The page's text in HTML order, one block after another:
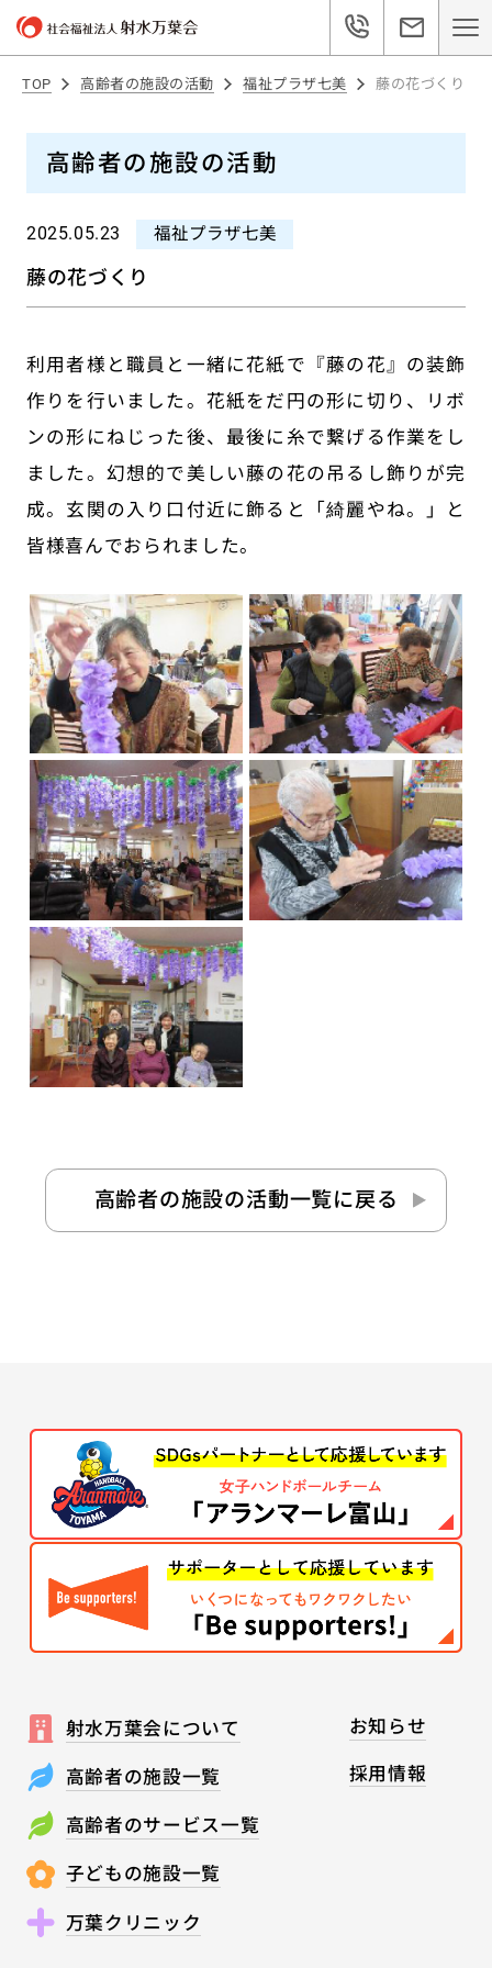
TOP 高齢者の施設の活動 福祉プラザ七美 藤の花づくり
高齢者の施設の活動
2025.05.23 福祉プラザ七美
藤の花づくり
利用者様と職員と一緒に花紙で『藤の花』の装飾
作りを行いました。花紙をだ円の形に切り、リボ
ンの形にねじった後、最後に糸で繋げる作業をし
ました。幻想的で美しい藤の花の吊るし飾りが完
成。玄関の入り口付近に飾ると「綺麗やね。」と
皆様喜んでおられました。
高齢者の施設の活動一覧に戻る
射水万葉会について
高齢者の施設一覧
高齢者のサービス一覧
子どもの施設一覧
万葉クリニック
お知らせ
採用情報